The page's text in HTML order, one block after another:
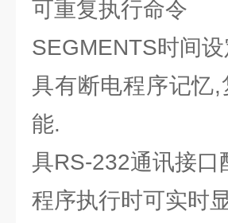
可重复执行命令
SEGMENTS时间
具有断电程序记忆
能.
具RS-232通讯接口
程序执行时可实时